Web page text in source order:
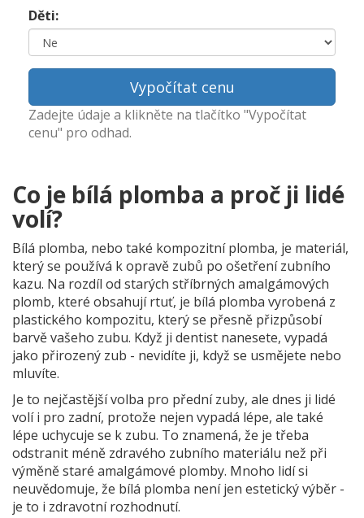
Děti:
Vypočítat cenu
Zadejte údaje a klikněte na tlačítko "Vypočítat
cenu" pro odhad.
Co je bílá plomba a proč ji lidé
volí?
Bílá plomba, nebo také kompozitní plomba, je materiál,
který se používá k opravě zubů po ošetření zubního
kazu. Na rozdíl od starých stříbrných amalgámových
plomb, které obsahují rtuť, je bílá plomba vyrobená z
plastického kompozitu, který se přesně přizpůsobí
barvě vašeho zubu. Když ji dentist nanesete, vypadá
jako přirozený zub - nevidíte ji, když se usmějete nebo
mluvíte.
Je to nejčastější volba pro přední zuby, ale dnes ji lidé
volí i pro zadní, protože nejen vypadá lépe, ale také
lépe uchycuje se k zubu. To znamená, že je třeba
odstranit méně zdravého zubního materiálu než při
výměně staré amalgámové plomby. Mnoho lidí si
neuvědomuje, že bílá plomba není jen estetický výběr -
je to i zdravotní rozhodnutí.